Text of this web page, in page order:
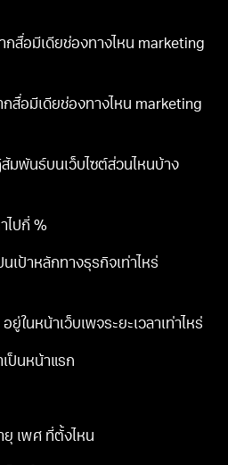
สื่อมีเดียช่องทางไหน marketing
สื่อมีเดียช่องทางไหน marketing
พันธ์บนเว็บไซต์ส่วนไหนบ้าง
ไปกี่ %
ป้าหลักทางธุรกิจเท่าไหร่
นหน้าเว็บเพจระยะเวลาเท่าไหร่
ป็นหน้าแรก
เพศ ที่ตั้งไหน